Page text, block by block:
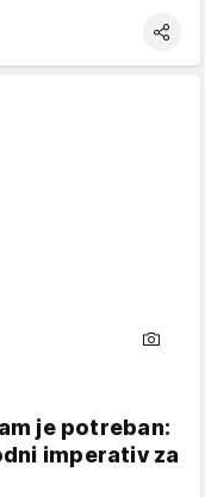
je potreban:
imperativ za